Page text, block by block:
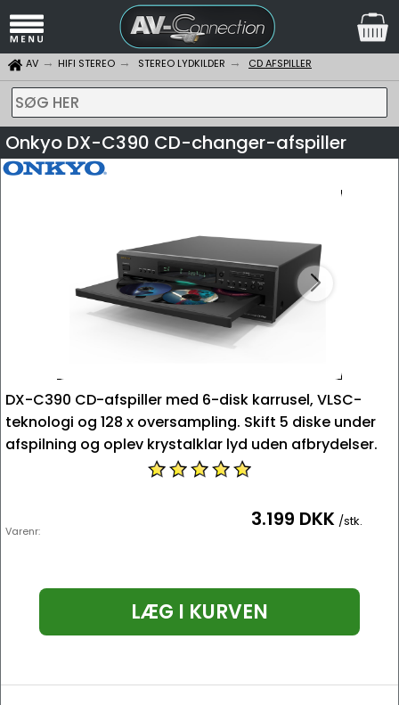
AV HIFI STEREO STEREO LYDKILDER CD AFSPILLER
SØG HER
Onkyo DX-C390 CD-changer-afspiller
DX-C390 CD-afspiller med 6-disk karrusel, VLSC-
teknologi og 128 x oversampling. Skift 5 diske under
afspilning og oplev krystalklar lyd uden afbrydelser.
Varenr: 3.199 DKK /stk.
LÆG I KURVEN